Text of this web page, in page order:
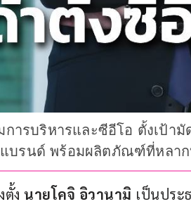
การบริหารและซีอีโอ ตั้งเป้
แบรนด์ พร้อมผลิตภัณฑ์ที่หลาก
ง นายโคจิ อิวานามิ เป็นประ